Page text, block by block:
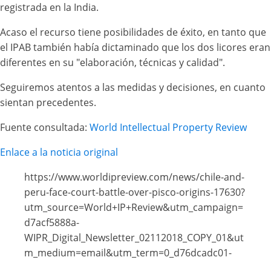
registrada en la India.
Acaso el recurso tiene posibilidades de éxito, en tanto que
el IPAB también había dictaminado que los dos licores eran
diferentes en su "elaboración, técnicas y calidad".
Seguiremos atentos a las medidas y decisiones, en cuanto
sientan precedentes.
Fuente consultada: World Intellectual Property Review
Enlace a la noticia original
https://www.worldipreview.com/news/chile-and-
peru-face-court-battle-over-pisco-origins-17630?
utm_source=World+IP+Review&utm_campaign=
d7acf5888a-
WIPR_Digital_Newsletter_02112018_COPY_01&ut
m_medium=email&utm_term=0_d76dcadc01-